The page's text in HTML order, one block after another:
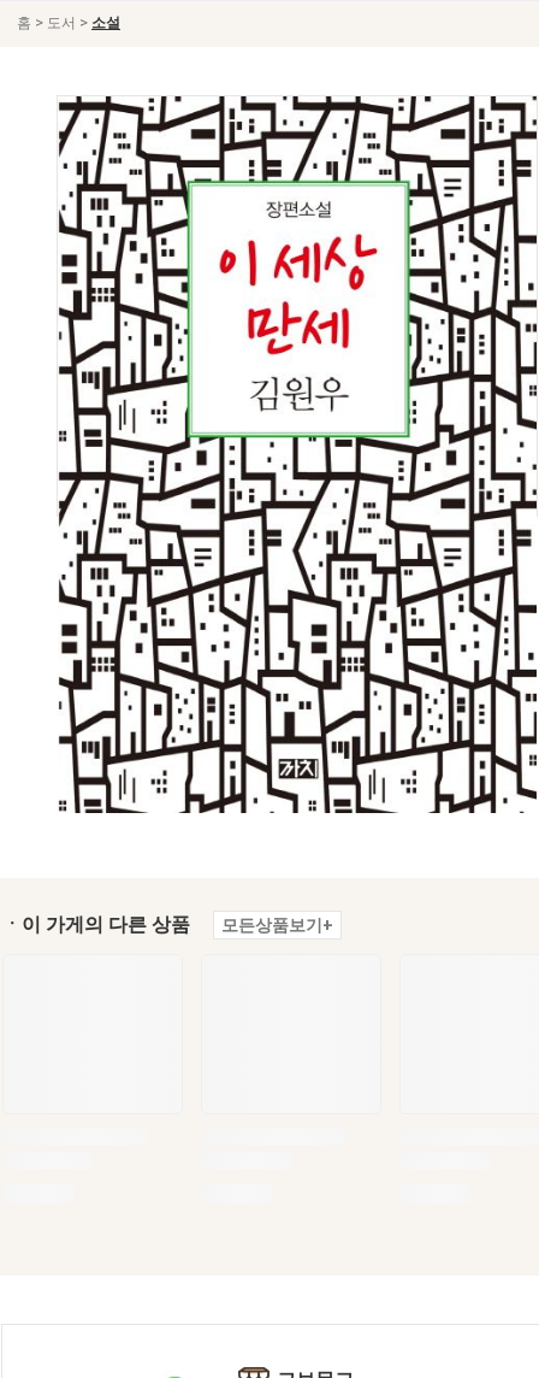
홈 > 도서 > 소설
ㆍ이 가게의 다른 상품 모든상품보기+